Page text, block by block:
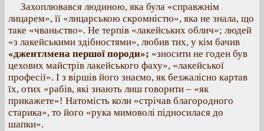
Захоплювався людиною, яка була «справжнім
лицарем», її «лицарською скромністю», яка не знала, що
таке «чваньство». Не терпів «лакейських облич»; людей
«з лакейськими здібностями», любив тих, у кім бачив
«джентлмена першої породи»; «зносити не годен був
цехових майстрів лакейського фаху», «лакейської
професії». І з віршів його знаємо, як безжалісно картав
їх, отих «рабів, які знають лиш говорити – «як
прикажете»! Натомість коли «стрічав благородного
старика», то його «рука мимоволі підносилася до
шапки».